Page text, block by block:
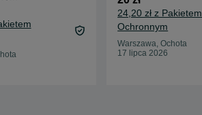
24,20 zł z Pakietem
Ochronnym
Warszawa, Ochota
17 lipca 2026